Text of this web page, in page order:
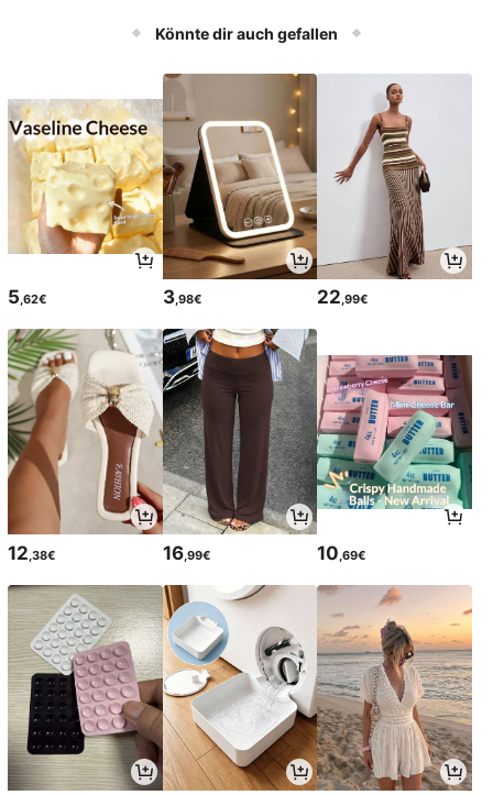
Könnte dir auch gefallen
5,62€ 3,98€ 22,99€
12 ,38€ 16,99€ 10 ,69€